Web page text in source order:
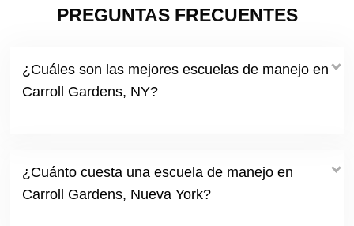
PREGUNTAS FRECUENTES
¿Cuáles son las mejores escuelas de manejo en
Carroll Gardens, NY?
¿Cuánto cuesta una escuela de manejo en
Carroll Gardens, Nueva York?